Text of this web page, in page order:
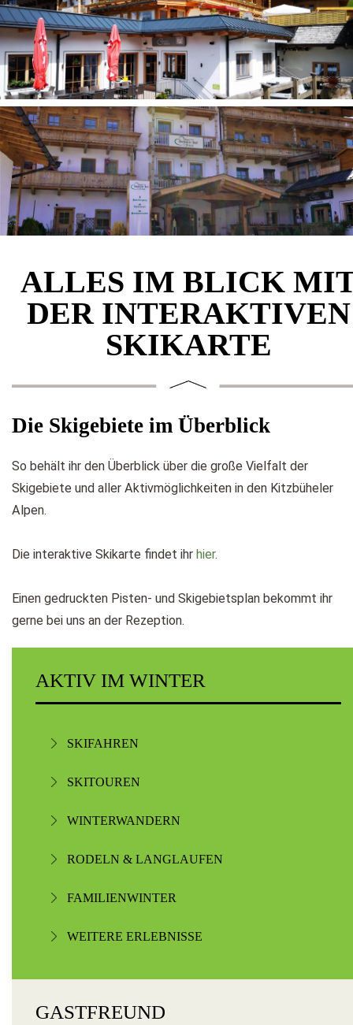
ALLES IM BLICK
DER INTERAKTIVEN
SKIKARTE
Die Skigebiete im Überblick
So behält ihr den Überblick über die große Vielfalt der
Skigebiete und aller Aktivmöglichkeiten in den Kitzbüheler
Alpen.
Die interaktive Skikarte findet ihr hier.
Einen gedruckten Pisten- und Skigebietsplan bekommt ihr
gerne bei uns an der Rezeption.
AKTIV IM WINTER
SKIFAHREN
SKITOUREN
WINTERWANDERN
RODELN & LANGLAUFEN
FAMILIENWINTER
WEITERE ERLEBNISSE
GASTFREUND